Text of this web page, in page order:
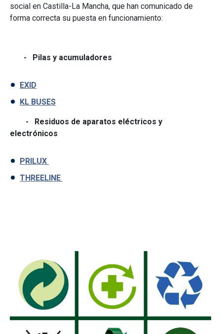
social en Castilla-La Mancha, que han comunicado de
forma correcta su puesta en funcionamiento:
- Pilas y acumuladores
EXID
KL BUSES
- Residuos de aparatos eléctricos y
electrónicos
PRILUX
THREELINE